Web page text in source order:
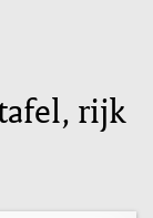
rijk